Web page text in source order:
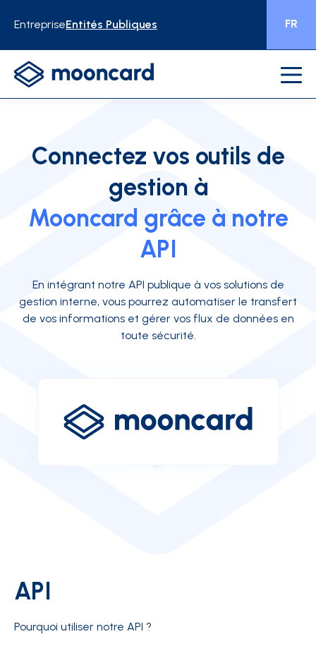
EntrepriseEntités Publiques FR
Connectez vos outils de
gestion à
Mooncard grâce à notre
API
En intégrant notre API publique à vos solutions de
gestion interne, vous pourrez automatiser le transfert
de vos informations et gérer vos flux de données en
toute sécurité.
API
Pourquoi utiliser notre API ?